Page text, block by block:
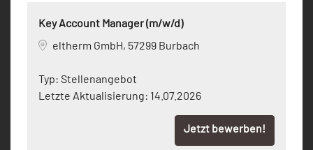
Key Account Manager (m/w/d)
eltherm GmbH, 57299 Burbach
Typ: Stellenangebot
Letzte Aktualisierung: 14.07.2026
Jetzt bewerben!